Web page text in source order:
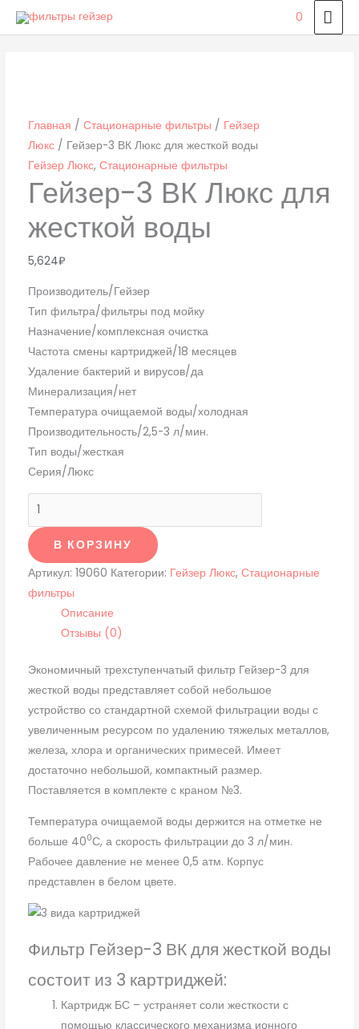
Перейти
0
Главная / Стационарные фильтры / Гейзер
Люкс/ Гейзер-3 ВК Люкс для жесткой воды
Гейзер Люкс, Стационарные фильтры
Гейзер-3 ВК Люкс для
жесткой воды
5,624₽
Производитель/Гейзер
Тип фильтра/фильтры под мойку
Назначение/комплексная очистка
Частота смены картриджей/18 месяцев
Удаление бактерий и вирусов/да
Минерализация/нет
Температура очищаемой воды/холодная
Производительность/2,5-3 л/мин.
Тип воды/жесткая
Серия/Люкс
Люкс
для
жесткой
воды
В КОРЗИНУ
Артикул: 19060 Категории: Гейзер Люкс, Стационарные
фильтры
Описание
Отзывы (0)
Экономичный трехступенчатый фильтр Гейзер-3 для
жесткой воды представляет собой небольшое
устройство со стандартной схемой фильтрации воды с
увеличенным ресурсом по удалению тяжелых металлов,
железа, хлора и органических примесей. Имеет
достаточно небольшой, компактный размер.
Поставляется в комплекте с краном №3.
Температура очищаемой воды держится на отметке не
больше 400С, а скорость фильтрации до 3 л/мин.
Рабочее давление не менее 0,5 атм. Корпус
представлен в белом цвете.
Фильтр Гейзер-3 ВК для жесткой воды
состоит из 3 картриджей:
Картридж БС – устраняет соли жесткости с
помощью классического механизма ионного